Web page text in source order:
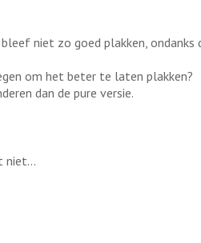
niet zo goed plakken,
om het beter te laten plakken?
dan de pure versie.
niet...